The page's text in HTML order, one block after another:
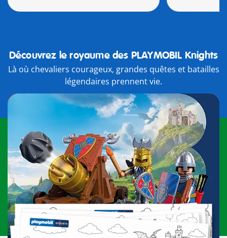
Découvrez le royaume des PLAYMOBIL Knights
Là où chevaliers courageux, grandes quêtes et batailles
légendaires prennent vie.
Vos coloriages PLAYMOBIL Knights
Téléchargez, imprimez et coloriez les scènes
PLAYMOBIL Knights !